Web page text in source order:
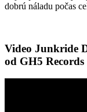
dobrú náladu počas
Video Junkride
od GH5 Records